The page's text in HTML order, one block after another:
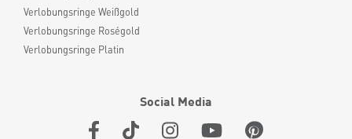
Verlobungsringe Weißgold
Verlobungsringe Roségold
Verlobungsringe Platin
Social Media